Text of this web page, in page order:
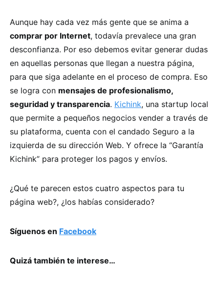
Aunque hay cada vez más gente que se anima a
comprar por Internet, todavía prevalece una gran
desconfianza. Por eso debemos evitar generar dudas
en aquellas personas que llegan a nuestra página,
para que siga adelante en el proceso de compra. Eso
se logra con mensajes de profesionalismo,
seguridad y transparencia. Kichink, una startup local
que permite a pequeños negocios vender a través de
su plataforma, cuenta con el candado Seguro a la
izquierda de su dirección Web. Y ofrece la “Garantía
Kichink” para proteger los pagos y envíos.
¿Qué te parecen estos cuatro aspectos para tu
página web?, ¿los habías considerado?
Síguenos en Facebook
Quizá también te interese…